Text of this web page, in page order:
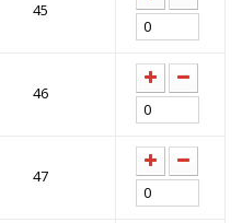
45
46
47